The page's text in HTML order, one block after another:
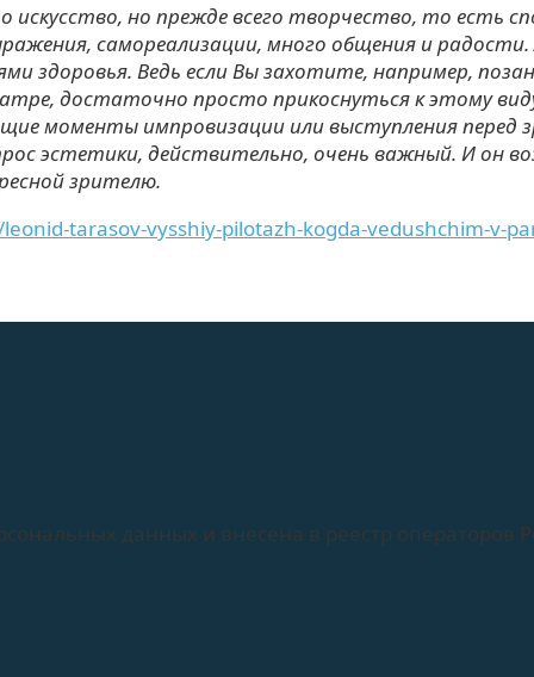
но прежде всего творчество, то есть
самореализации, много общения и радости.
здоровья. Ведь если Вы захотите, например,
достаточно просто прикоснуться к этому
моменты импровизации или выступления перед
эстетики, действительно, очень важный. И он
зрителю.
tarasov-vysshiy-pilotazh-kogda-vedushchim-v-
данных и внесена в реестр